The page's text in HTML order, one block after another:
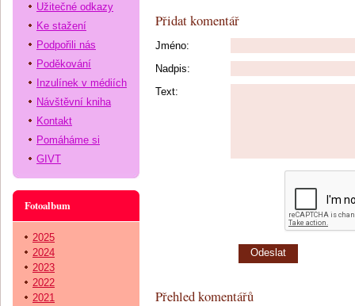
Přidat komentář
Jméno:
Nadpis:
Text:
Přehled komentářů
Užitečné odkazy
Ke stažení
Podpořili nás
Poděkování
Inzulínek v médiích
Návštěvní kniha
Kontakt
Pomáháme si
GIVT
Fotoalbum
2025
2024
2023
2022
2021